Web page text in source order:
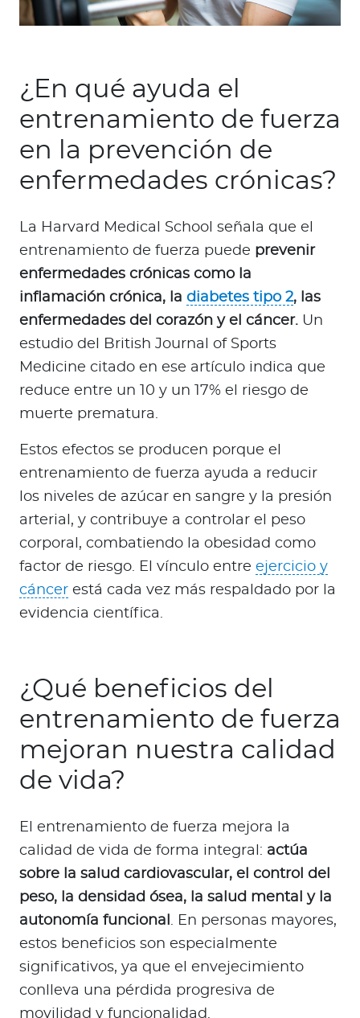
¿En qué ayuda el
entrenamiento de fuerza
en la prevención de
enfermedades crónicas?
La Harvard Medical School señala que el
entrenamiento de fuerza puede prevenir
enfermedades crónicas como la
inflamación crónica, la diabetes tipo 2, las
enfermedades del corazón y el cáncer. Un
estudio del British Journal of Sports
Medicine citado en ese artículo indica que
reduce entre un 10 y un 17% el riesgo de
muerte prematura.
Estos efectos se producen porque el
entrenamiento de fuerza ayuda a reducir
los niveles de azúcar en sangre y la presión
arterial, y contribuye a controlar el peso
corporal, combatiendo la obesidad como
factor de riesgo. El vínculo entre ejercicio y
cáncer está cada vez más respaldado por la
evidencia científica.
¿Qué beneficios del
entrenamiento de fuerza
mejoran nuestra calidad
de vida?
El entrenamiento de fuerza mejora la
calidad de vida de forma integral: actúa
sobre la salud cardiovascular, el control del
peso, la densidad ósea, la salud mental y la
autonomía funcional . En personas mayores,
estos beneficios son especialmente
significativos, ya que el envejecimiento
conlleva una pérdida progresiva de
movilidad y funcionalidad.